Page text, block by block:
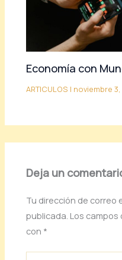
Economía con
ARTICULOS | noviembre
Deja un
Tu dirección de correo
publicada. Los
con *